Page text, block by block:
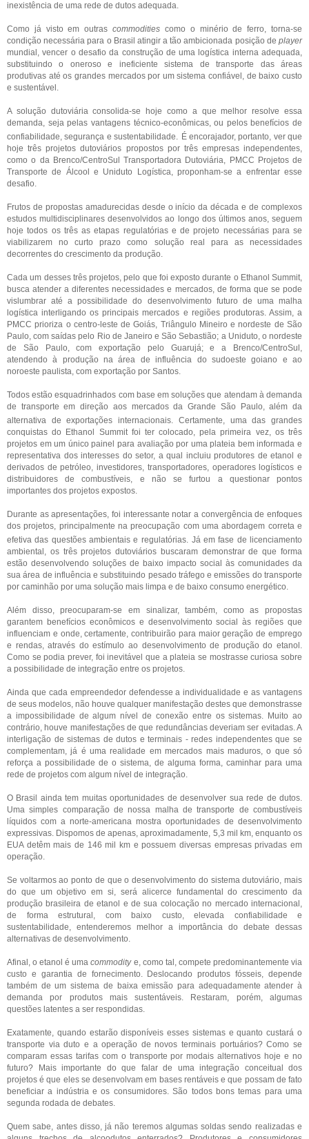
inexistência de uma rede de dutos adequada.
Como já visto em outrascommodities como o minério de ferro, torna-se
condição necessária para o Brasil atingir a tão ambicionada posição de player
mundial, vencer o desafio da construção de uma logística interna adequada,
substituindo o oneroso e ineficiente sistema de transporte das áreas
produtivas até os grandes mercados por um sistema confiável, de baixo custo
e sustentável.
A solução dutoviária consolida-se hoje como a que melhor resolve essa
demanda, seja pelas vantagens técnico-econômicas, ou pelos benefícios de
confiabilidade, segurança e sustentabilidade. É encorajador, portanto, ver que
hoje três projetos dutoviários propostos por três empresas independentes,
como o da Brenco/CentroSul Transportadora Dutoviária, PMCC Projetos de
Transporte de Álcool e Uniduto Logística, proponham-se a enfrentar esse
desafio.
Frutos de propostas amadurecidas desde o início da década e de complexos
estudos multidisciplinares desenvolvidos ao longo dos últimos anos, seguem
hoje todos os três as etapas regulatórias e de projeto necessárias para se
viabilizarem no curto prazo como solução real para as necessidades
decorrentes do crescimento da produção.
Cada um desses três projetos, pelo que foi exposto durante o Ethanol Summit,
busca atender a diferentes necessidades e mercados, de forma que se pode
vislumbrar até a possibilidade do desenvolvimento futuro de uma malha
logística interligando os principais mercados e regiões produtoras. Assim, a
PMCC prioriza o centro-leste de Goiás, Triângulo Mineiro e nordeste de São
Paulo, com saídas pelo Rio de Janeiro e São Sebastião; a Uniduto, o nordeste
de São Paulo, com exportação pelo Guarujá; e a Brenco/CentroSul,
atendendo à produção na área de influência do sudoeste goiano e ao
noroeste paulista, com exportação por Santos.
Todos estão esquadrinhados com base em soluções que atendam à demanda
de transporte em direção aos mercados da Grande São Paulo, além da
alternativa de exportações internacionais.
Certamente, uma das grandes
conquistas do Ethanol Summit foi ter colocado, pela primeira vez, os três
projetos em um único painel para avaliação por uma plateia bem informada e
representativa dos interesses do setor, a qual incluiu produtores de etanol e
derivados de petróleo, investidores, transportadores, operadores logísticos e
distribuidores de combustíveis, e não se furtou a questionar pontos
importantes dos projetos expostos.
Durante as apresentações, foi interessante notar a convergência de enfoques
dos projetos, principalmente na preocupação com uma abordagem correta e
efetiva das questões ambientais e regulatórias. Já em fase de licenciamento
ambiental, os três projetos dutoviários buscaram demonstrar de que forma
estão desenvolvendo soluções de baixo impacto social às comunidades da
sua área de influência e substituindo pesado tráfego e emissões do transporte
por caminhão por uma solução mais limpa e de baixo consumo energético.
Além disso, preocuparam-se em sinalizar, também, como as propostas
garantem benefícios econômicos e desenvolvimento social às regiões que
influenciam e onde, certamente, contribuirão para maior geração de emprego
e rendas, através do estímulo ao desenvolvimento de produção do etanol.
Como se podia prever, foi inevitável que a plateia se mostrasse curiosa sobre
a possibilidade de integração entre os projetos.
Ainda que cada empreendedor defendesse a individualidade e as vantagens
de seus modelos, não houve qualquer manifestação destes que demonstrasse
a impossibilidade de algum nível de conexão entre os sistemas. Muito ao
contrário, houve manifestações de que redundâncias deveriam ser evitadas. A
interligação de sistemas de dutos e terminais - redes independentes que se
complementam, já é uma realidade em mercados mais maduros, o que só
reforça a possibilidade de o sistema, de alguma forma, caminhar para uma
rede de projetos com algum nível de integração.
O Brasil ainda tem muitas oportunidades de desenvolver sua rede de dutos.
Uma simples comparação de nossa malha de transporte de combustíveis
líquidos com a norte-americana mostra oportunidades de desenvolvimento
expressivas. Dispomos de apenas, aproximadamente, 5,3 mil km, enquanto os
EUA detêm mais de 146 mil km e possuem diversas empresas privadas em
operação.
Se voltarmos ao ponto de que o desenvolvimento do sistema dutoviário, mais
do que um objetivo em si, será alicerce fundamental do crescimento da
produção brasileira de etanol e de sua colocação no mercado internacional,
de forma estrutural, com baixo custo, elevada confiabilidade e
sustentabilidade, entenderemos melhor a importância do debate dessas
alternativas de desenvolvimento.
Afinal, o etanol é umacommoditye, como tal, compete predominantemente via
custo e garantia de fornecimento. Deslocando produtos fósseis, depende
também de um sistema de baixa emissão para adequadamente atender à
demanda por produtos mais sustentáveis. Restaram, porém, algumas
questões latentes a ser respondidas.
Exatamente, quando estarão disponíveis esses sistemas e quanto custará o
transporte via duto e a operação de novos terminais portuários? Como se
comparam essas tarifas com o transporte por modais alternativos hoje e no
futuro? Mais importante do que falar de uma integração conceitual dos
projetos é que eles se desenvolvam em bases rentáveis e que possam de fato
beneficiar a indústria e os consumidores. São todos bons temas para uma
segunda rodada de debates.
Quem sabe, antes disso, já não teremos algumas soldas sendo realizadas e